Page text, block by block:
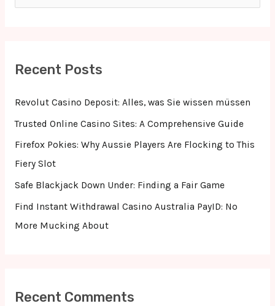
f
Recent Posts
Revolut Casino Deposit: Alles, was Sie wissen müssen
Trusted Online Casino Sites: A Comprehensive Guide
Firefox Pokies: Why Aussie Players Are Flocking to This
Fiery Slot
Safe Blackjack Down Under: Finding a Fair Game
Find Instant Withdrawal Casino Australia PayID: No
More Mucking About
Recent Comments